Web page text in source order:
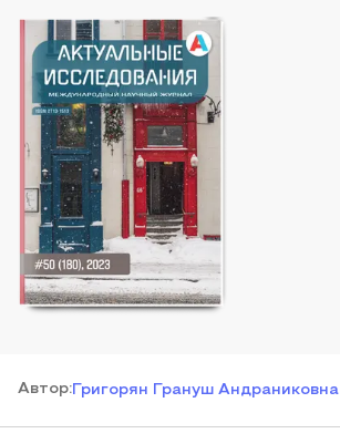
Автор:Григорян Грануш Андраниковна